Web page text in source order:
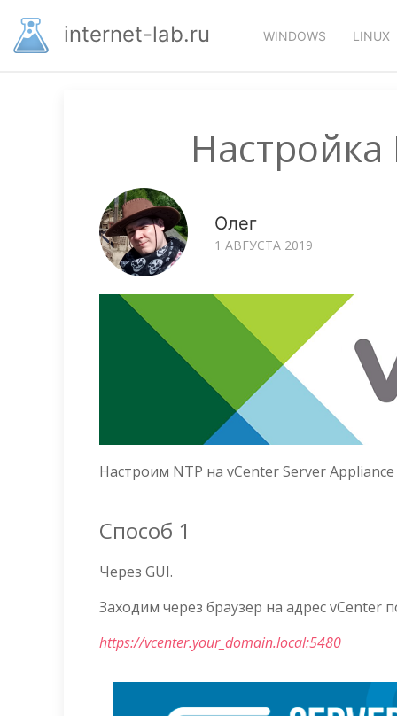
основномуinternet-lab.ru WINDOWS LINUX
Настройка
Олег
1 АВГУСТА 2019
Настроим NTP на vCenter Server
Способ 1
Через GUI.
Заходим через браузер на адрес vCenter
https://vcenter.your_domain.local:5480